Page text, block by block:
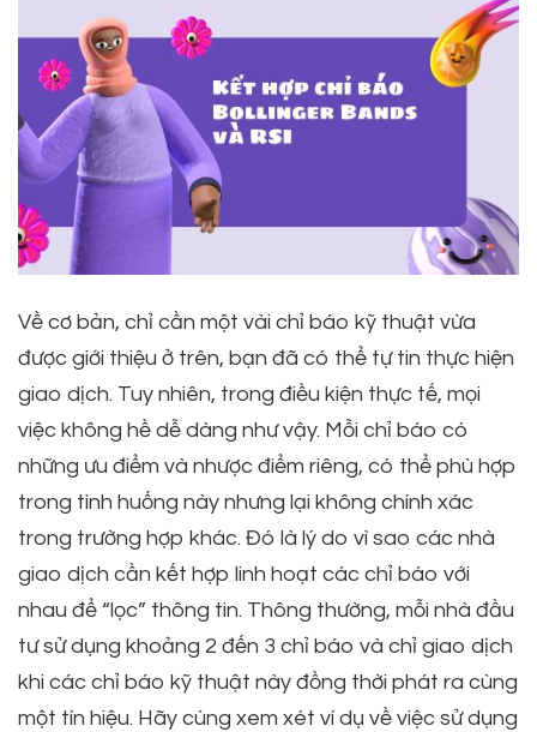
Về cơ bản, chỉ cần một vài chỉ báo kỹ thuật vừa
được giới thiệu ở trên, bạn đã có thể tự tin thực hiện
giao dịch. Tuy nhiên, trong điều kiện thực tế, mọi
việc không hề dễ dàng như vậy. Mỗi chỉ báo có
những ưu điểm và nhược điểm riêng, có thể phù hợp
trong tình huống này nhưng lại không chính xác
trong trường hợp khác. Đó là lý do vì sao các nhà
giao dịch cần kết hợp linh hoạt các chỉ báo với
nhau để “lọc” thông tin. Thông thường, mỗi nhà đầu
tư sử dụng khoảng 2 đến 3 chỉ báo và chỉ giao dịch
khi các chỉ báo kỹ thuật này đồng thời phát ra cùng
một tín hiệu. Hãy cùng xem xét ví dụ về việc sử dụng